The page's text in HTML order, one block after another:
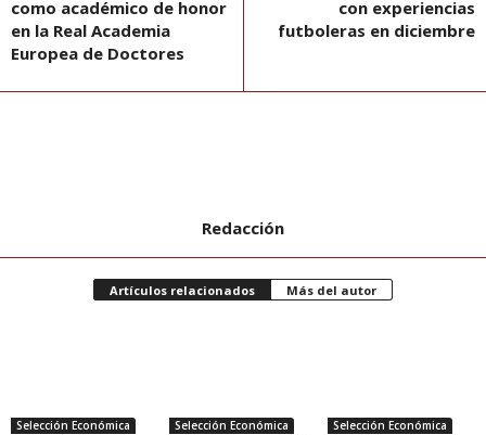
como académico de honor
en la Real Academia
Europea de Doctores
con experiencias
futboleras en diciembre
Redacción
Artículos relacionados Más del autor
Selección Económica Selección Económica Selección Económica